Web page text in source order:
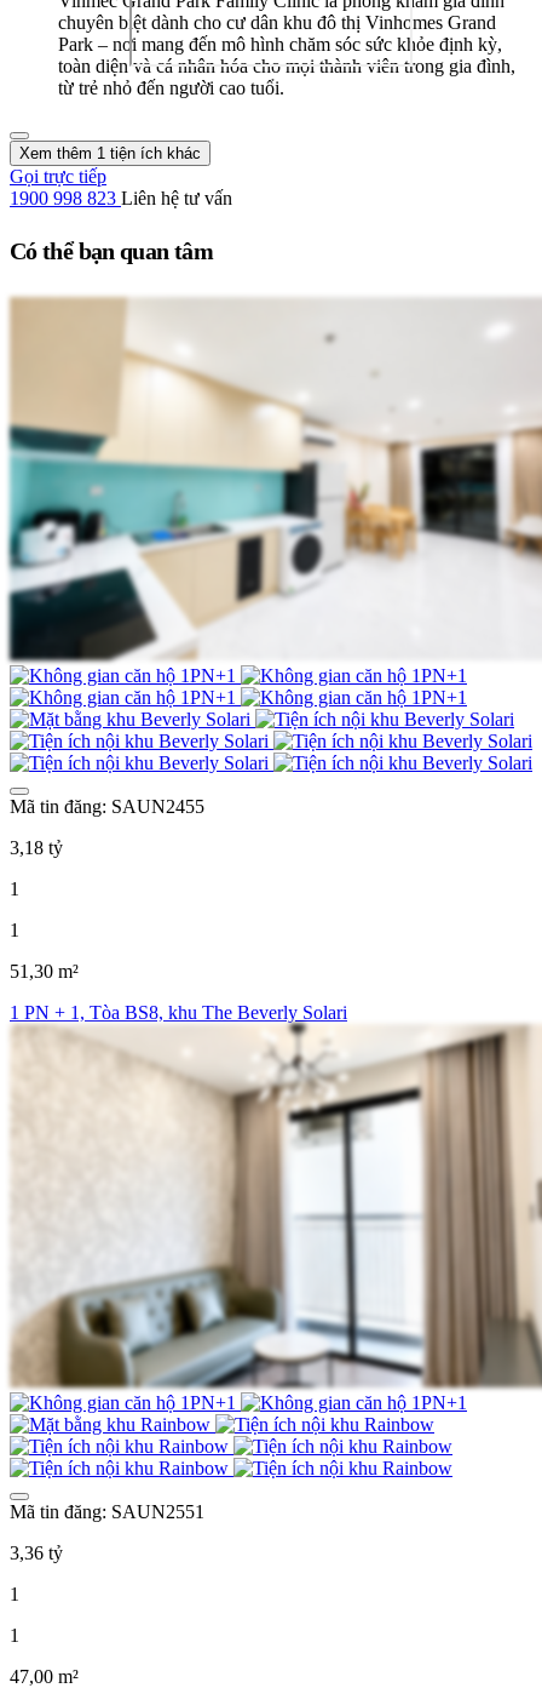
chuyên biệt dành cho cư dân khu đô thị Vinhomes Grand
Park – nơi mang đến mô hình chăm sóc sức khỏe định kỳ,
toàn diện và cá nhân hóa cho mọi thành viên trong gia đình,
từ trẻ nhỏ đến người cao tuổi.
Xem thêm 1 tiện ích khác
Gọi trực tiếp
1900 998 823 Liên hệ tư vấn
Có thể bạn quan tâm
Mã tin đăng: SAUN2455
3,18 tỷ
1
1
51,30 m²
1 PN + 1, Tòa BS8, khu The Beverly Solari
Mã tin đăng: SAUN2551
3,36 tỷ
1
1
47,00 m²